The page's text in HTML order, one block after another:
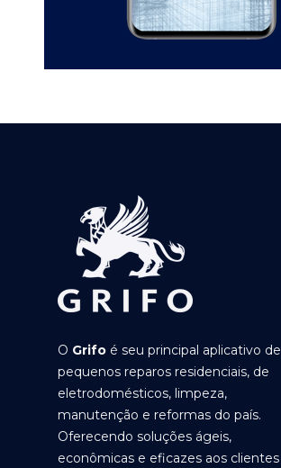
O Grifo é seu principal aplicativo de
pequenos reparos residenciais, de
eletrodomésticos, limpeza,
manutenção e reformas do país.
Oferecendo soluções ágeis,
econômicas e eficazes aos clientes